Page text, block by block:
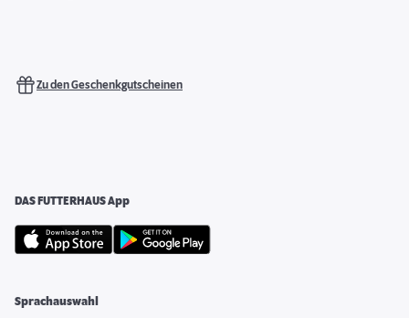
Zu den Geschenkgutscheinen
DAS FUTTERHAUS App
Sprachauswahl